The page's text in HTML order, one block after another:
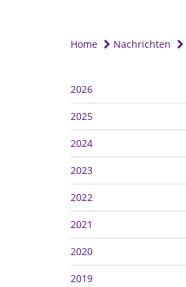
Home Nachrichten
2026
2025
2024
2023
2022
2021
2020
2019